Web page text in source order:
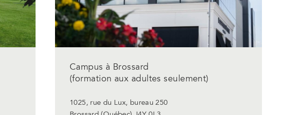
Campus à Brossard
(formation aux adultes seulement)
1025, rue du Lux, bureau 250